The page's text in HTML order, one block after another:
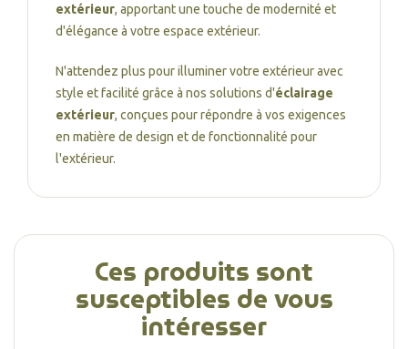
extérieur, apportant une touche de modernité et
d'élégance à votre espace extérieur.
N'attendez plus pour illuminer votre extérieur avec
style et facilité grâce à nos solutions d'éclairage
extérieur, conçues pour répondre à vos exigences
en matière de design et de fonctionnalité pour
l'extérieur.
Ces produits sont
susceptibles de vous
intéresser